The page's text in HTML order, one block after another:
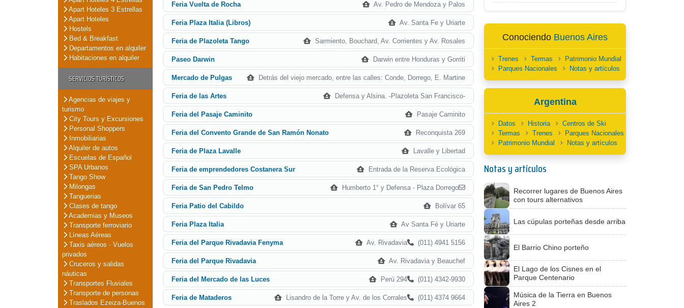
Apart Hoteles 3 Estrellas
Apart Hoteles
Hostels
Bed & Breakfast
Departamentos en alquiler
Habitaciones en alquiler
SERVICIOS TURÍSTICOS
Agencias de viajes y
turismo
City Tours y Excursiones
Personal Shoppers
Inmobiliarias
Alquiler de autos
Escuelas de Español
SPA Urbanos
Tango Show
Milongas
Tanguerias
Clases de tango
Academias y Museos
Transporte ferroviario
Líneas Aéreas
Taxis aéreos - Vuelos
privados
Cruceros y salidas
náuticas
Transportes Fluviales
Transporte de personas
Traslados Ezeiza-Buenos
Feria Vuelta de Rocha Av. Pedro de Mendoza y Palos
Feria Plaza Italia (Libros) Av. Santa Fe y Uriarte
Feria de Plazoleta Tango Sarmiento, Bouchard, Av. Corrientes y Av. Rosales
Paseo Darwin Darwin entre Honduras y Gorriti
Mercado de Pulgas Detrás del viejo mercado, entre las calles: Conde, Dorrego, E. Martine
Feria de las Artes Defensa y Alsina. -Plazoleta San Francisco-
Feria del Pasaje Caminito Pasaje Caminito
Feria del Convento Grande de San Ramón Nonato Reconquista 269
Feria de Plaza Lavalle Lavalle y Libertad
Feria de emprendedores Costanera Sur Entrada de la Reserva Ecológica
Feria de San Pedro Telmo Humberto 1° y Defensa - Plaza Dorrego
Feria Patio del Cabildo Bolívar 65
Feria Plaza Italia Av Santa Fé y Uriarte
Feria del Parque Rivadavia Fenyma Av. Rivadavia (011) 4941 5156
Feria del Parque Rivadavia Av. Rivadavia y Beauchef
Feria del Mercado de las Luces Perú 294 (011) 4342-9930
Feria de Mataderos Lisandro de la Torre y Av. de los Corrales (011) 4374 9664
Conociendo Buenos Aires
Trenes Termas
Patrimonio Mundial
Parques Nacionales
Notas y artículos
Argentina
Datos Historia
Centros de Ski
Termas
Trenes
Parques Nacionales
Patrimonio Mundial
Notas y artículos
Notas y artículos
Recorrer lugares de Buenos Aires
con tours alternativos
Las cúpulas porteñas desde arriba
El Barrio Chino porteño
El Lago de los Cisnes en el
Parque Centenario
Música de la Tierra en Buenos
Aires 2